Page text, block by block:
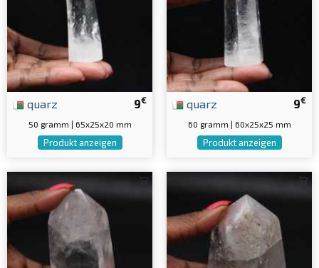
9€
quarz
50 gramm | 65x25x20 mm
Produkt anzeigen
9€
quarz
60 gramm | 60x25x25 mm
Produkt anzeigen